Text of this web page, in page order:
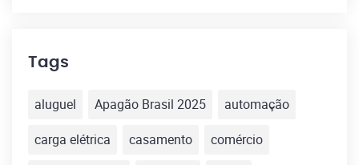
Tags
aluguel Apagão Brasil 2025
automação
carga elétrica
casamento
comércio